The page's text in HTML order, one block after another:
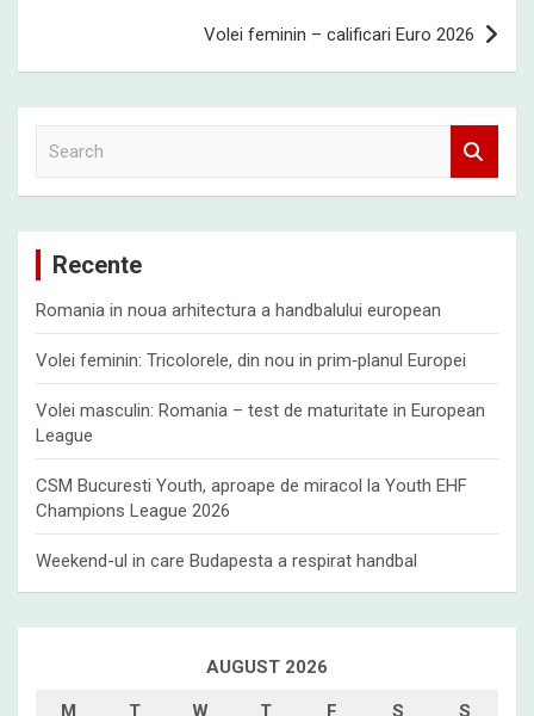
Volei feminin – calificari Euro 2026
c
Recente
Romania in noua arhitectura a handbalului european
Volei feminin: Tricolorele, din nou in prim‑planul Europei
Volei masculin: Romania – test de maturitate in European
League
CSM Bucuresti Youth, aproape de miracol la Youth EHF
Champions League 2026
Weekend-ul in care Budapesta a respirat handbal
AUGUST 2026
M T W T F S S